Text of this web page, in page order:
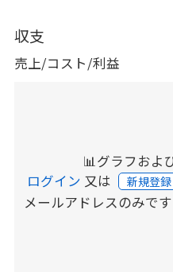
収支
売上/コスト/利益
📊グラフおよ
ログイン 又は 新規登
メールアドレスのみで